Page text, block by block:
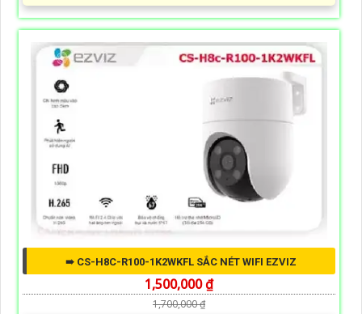
➠ CS-H8C-R100-1K2WKFL SẮC NÉT WIFI EZVIZ
1,500,000 ₫
1,700,000 ₫